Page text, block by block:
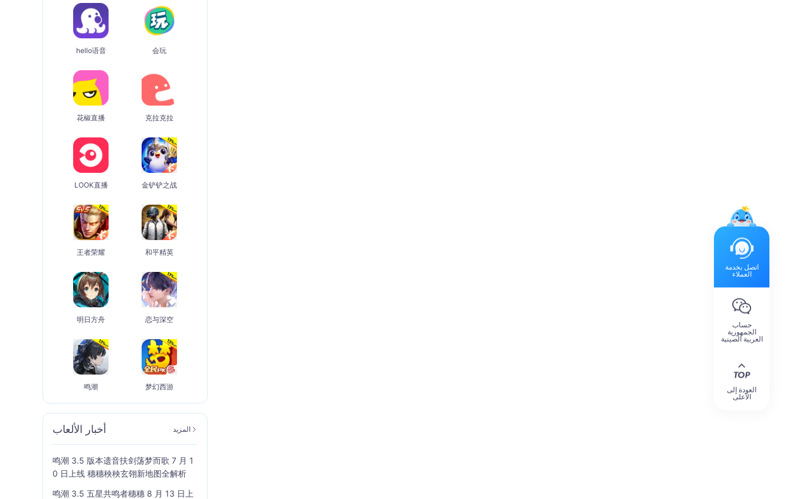
hello语音 会玩
花椒直播 克拉克拉
LOOK直播 金铲铲之战
王者荣耀 和平精英
明日方舟 恋与深空
鸣潮 梦幻西游
أخبار الألعاب المزيد
鸣潮 3.5 版本遗音扶剑荡梦而歌 7 月 1
0 日上线 穗穗秧秧玄翎新地图全解析
鸣潮 3.5 五星共鸣者穗穗 8 月 13 日上
اتصل بخدمة
العملاء
حساب
الجمهورية
العربية الصينية
العودة إلى
الأعلى